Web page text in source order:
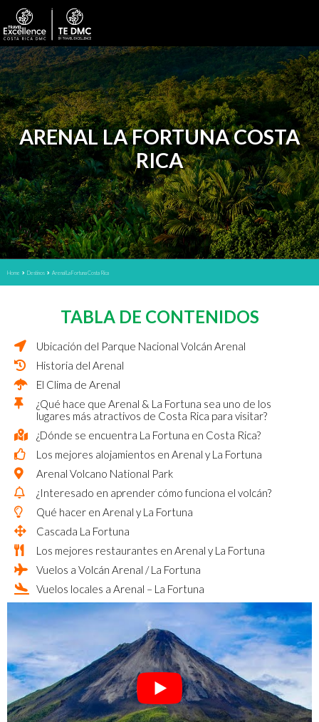
ARENAL LA FORTUNA COSTA
RICA
Home Destinos Arenal La Fortuna Costa Rica
TABLA DE CONTENIDOS
Ubicación del Parque Nacional Volcán Arenal
Historia del Arenal
El Clima de Arenal
¿Qué hace que Arenal & La Fortuna sea uno de los
lugares más atractivos de Costa Rica para visitar?
¿Dónde se encuentra La Fortuna en Costa Rica?
Los mejores alojamientos en Arenal y La Fortuna
Arenal Volcano National Park
¿Interesado en aprender cómo funciona el volcán?
Qué hacer en Arenal y La Fortuna
Cascada La Fortuna
Los mejores restaurantes en Arenal y La Fortuna
Vuelos a Volcán Arenal / La Fortuna
Vuelos locales a Arenal – La Fortuna